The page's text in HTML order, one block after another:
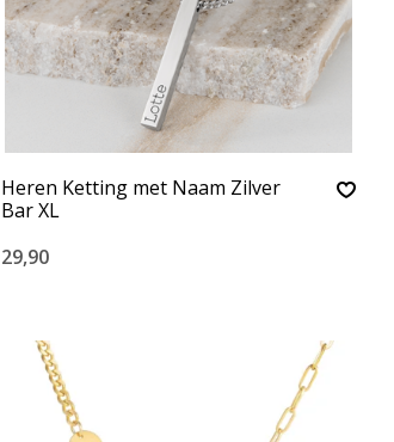
Heren Ketting met Naam Zilver
Bar XL
29,90